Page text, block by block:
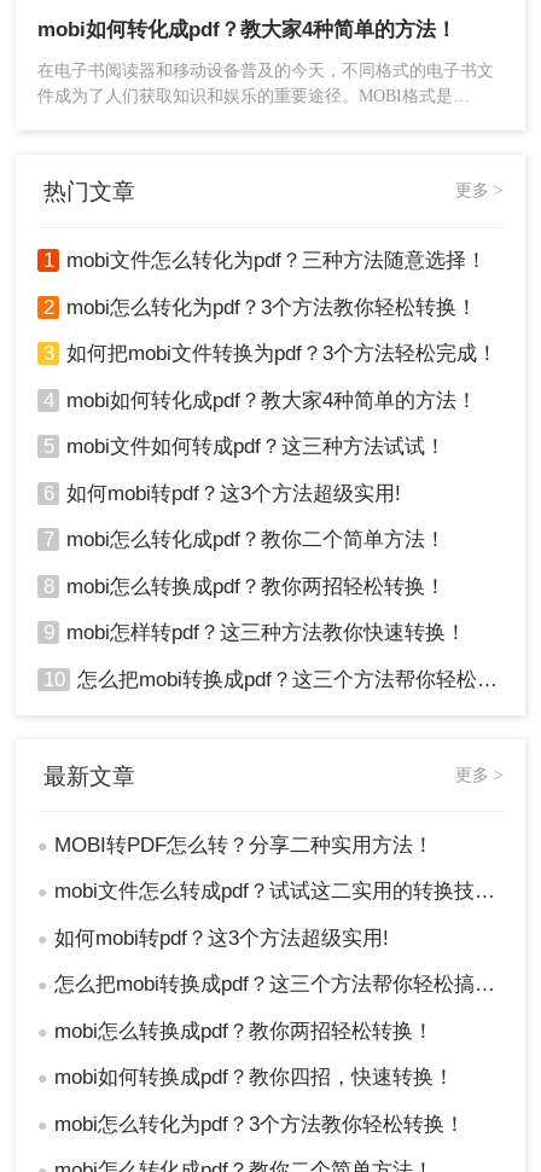
式的电子书转换为PDF格式，以便于打印或者在其他设备上查
看。本文将指导您mobi文件怎么转化为pdf。
mobi如何转化成pdf？教大家4种简单的方法！
在电子书阅读器和移动设备普及的今天，不同格式的电子书文
件成为了人们获取知识和娱乐的重要途径。MOBI格式是
文件转换为PDF格式，以便在更多设备上阅读或打印。
热门文章 更多 >
1 mobi文件怎么转化为pdf？三种方法随意选择！
2 mobi怎么转化为pdf？3个方法教你轻松转换！
3 如何把mobi文件转换为pdf？3个方法轻松完成！
4 mobi如何转化成pdf？教大家4种简单的方法！
5 mobi文件如何转成pdf？这三种方法试试！
6 如何mobi转pdf？这3个方法超级实用!
7 mobi怎么转化成pdf？教你二个简单方法！
8 mobi怎么转换成pdf？教你两招轻松转换！
9 mobi怎样转pdf？这三种方法教你快速转换！
10 怎么把mobi转换成pdf？这三个方法帮你轻松搞定！
最新文章 更多 >
● MOBI转PDF怎么转？分享二种实用方法！
● mobi文件怎么转成pdf？试试这二实用的转换技巧！
● 如何mobi转pdf？这3个方法超级实用!
● 怎么把mobi转换成pdf？这三个方法帮你轻松搞定！
● mobi怎么转换成pdf？教你两招轻松转换！
● mobi如何转换成pdf？教你四招，快速转换！
● mobi怎么转化为pdf？3个方法教你轻松转换！